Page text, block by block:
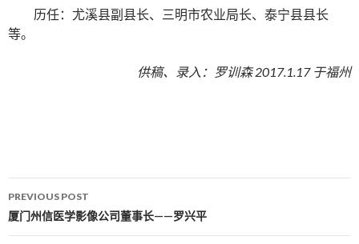
历任：尤溪县副县长、三明市农业局长、泰宁县县长
等。
供稿、录入：罗训森 2017.1.17 于福州
Post navigation
PREVIOUS POST
厦门州信医学影像公司董事长——罗兴平